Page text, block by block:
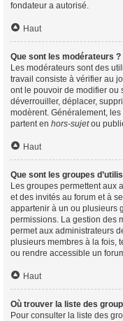
fondateur a autorisé.
Haut
Que sont les modérateurs ?
Les modérateurs sont des
travail consiste à vérifier au
ont le pouvoir de modifier ou
déverrouiller, déplacer,
modèrent. Généralement,
partent en hors-sujetou
Haut
Que sont les groupes
Les groupes permettent aux
et des invités au forum et à
appartenir à un ou plusieurs
permissions. La gestion des
permet aux administrateurs
plusieurs membres à la fois,
ou rendre accessible un
Haut
Où trouver la liste des
Pour consulter la liste des